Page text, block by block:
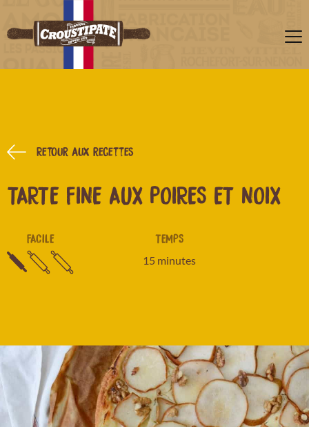
Retour aux recettes
TARTE FINE AUX POIRES ET NOIX
FACILE TEMPS
15 minutes